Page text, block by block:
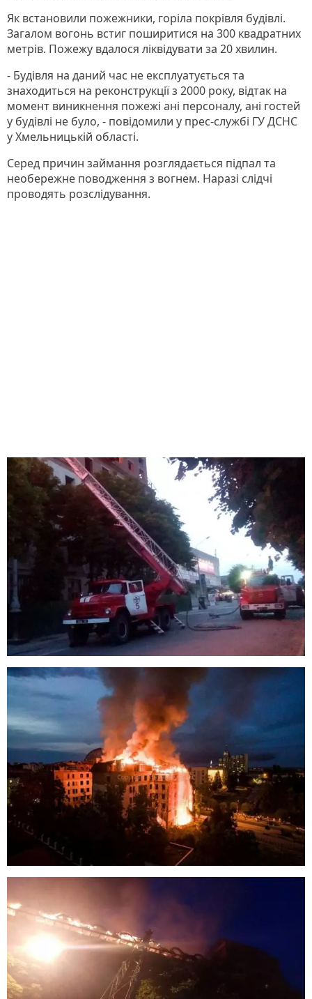
Як встановили пожежники, горіла покрівля будівлі.
Загалом вогонь встиг поширитися на 300 квадратних
метрів. Пожежу вдалося ліквідувати за 20 хвилин.
- Будівля на даний час не експлуатується та
знаходиться на реконструкції з 2000 року, відтак на
момент виникнення пожежі ані персоналу, ані гостей
у будівлі не було, - повідомили у прес-службі ГУ ДСНС
у Хмельницькій області.
Серед причин займання розглядається підпал та
необережне поводження з вогнем. Наразі слідчі
проводять розслідування.